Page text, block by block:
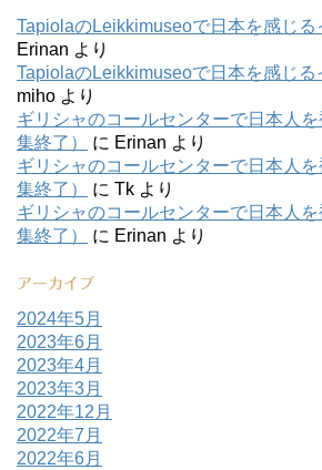
TapiolaのLeikkimuseoで日本を感じる
Erinan より
TapiolaのLeikkimuseoで日本を感じる
miho より
ギリシャのコールセンターで日本人
集終了）
に Erinan より
ギリシャのコールセンターで日本人
集終了）
に Tk より
ギリシャのコールセンターで日本人
集終了）
に Erinan より
アーカイブ
2024年5月
2023年6月
2023年4月
2023年3月
2022年12月
2022年7月
2022年6月